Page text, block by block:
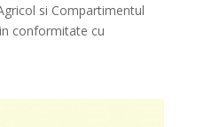
si Compartimentul
conformitate cu